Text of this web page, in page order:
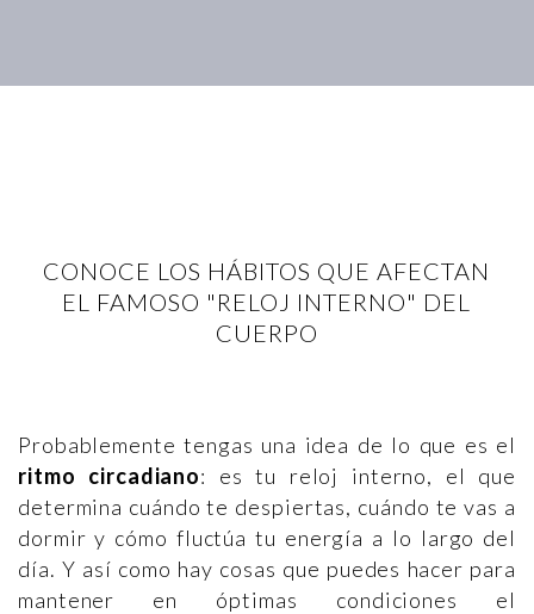
CONOCE LOS HÁBITOS QUE AFECTAN
EL FAMOSO "RELOJ INTERNO" DEL
CUERPO
Probablemente tengas una idea de lo que es el
ritmo circadiano: es tu reloj interno, el que
determina cuándo te despiertas, cuándo te vas a
dormir y cómo fluctúa tu energía a lo largo del
día. Y así como hay cosas que puedes hacer para
mantener en óptimas condiciones el